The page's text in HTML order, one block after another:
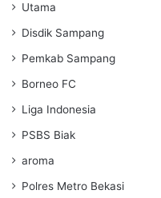
Utama
Disdik Sampang
Pemkab Sampang
Borneo FC
Liga Indonesia
PSBS Biak
aroma
Polres Metro Bekasi